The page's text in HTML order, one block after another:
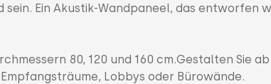
sein. Ein Akustik-Wandpaneel, das entworfen
80, 120 und 160 cm.Gestalten Sie
Lobbys oder Bürowände.